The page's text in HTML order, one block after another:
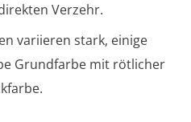
Verzehr.
variieren stark, einige
Grundfarbe mit rötlicher